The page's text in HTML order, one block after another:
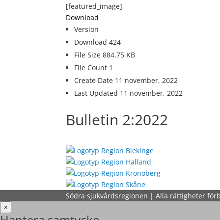
[featured_image]
Download
Version
Download424
File Size884.75 KB
File Count 1
Create Date 11 november, 2022
Last Updated 11 november, 2022
Bulletin 2:2022
Södra sjukvårdsregionen | Alla rättigheter
×